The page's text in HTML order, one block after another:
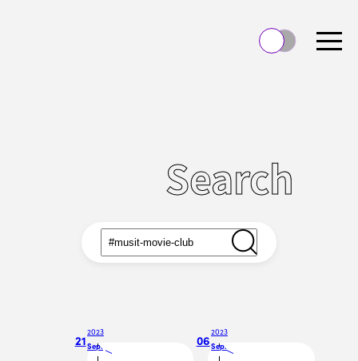
Search
21
2023
Sep./
06
2023
Sep./